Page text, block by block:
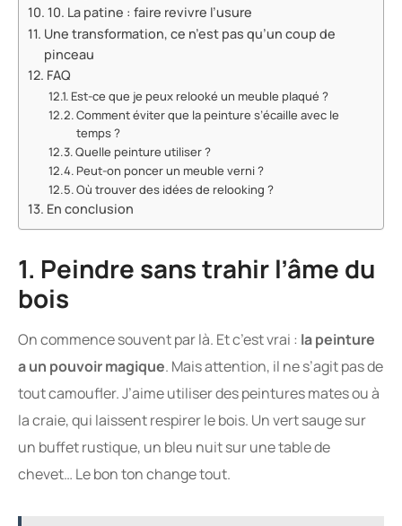
10. La patine : faire revivre l’usure
Une transformation, ce n’est pas qu’un coup de
pinceau
FAQ
Est-ce que je peux relooké un meuble plaqué ?
Comment éviter que la peinture s’écaille avec le
temps ?
Quelle peinture utiliser ?
Peut-on poncer un meuble verni ?
Où trouver des idées de relooking ?
En conclusion
1. Peindre sans trahir l’âme du
bois
On commence souvent par là. Et c’est vrai : la peinture
a un pouvoir magique. Mais attention, il ne s’agit pas de
tout camoufler. J’aime utiliser des peintures mates ou à
la craie, qui laissent respirer le bois. Un vert sauge sur
un buffet rustique, un bleu nuit sur une table de
chevet… Le bon ton change tout.